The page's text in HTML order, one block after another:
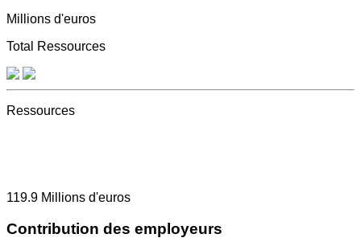
Millions d'euros
Total Ressources
Ressources
119.9 Millions d'euros
Contribution des employeurs